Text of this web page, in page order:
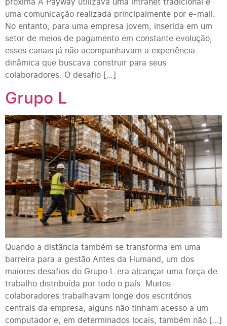
uma comunicação realizada principalmente por e-mail.
No entanto, para uma empresa jovem, inserida em um
setor de meios de pagamento em constante evolução,
esses canais já não acompanhavam a experiência
dinâmica que buscava construir para seus
colaboradores. O desafio […]
Grupo L
Quando a distância também se transforma em uma
barreira para a gestão Antes da Humand, um dos
maiores desafios do Grupo L era alcançar uma força de
trabalho distribuída por todo o país. Muitos
colaboradores trabalhavam longe dos escritórios
centrais da empresa, alguns não tinham acesso a um
computador e, em determinados locais, também não […]